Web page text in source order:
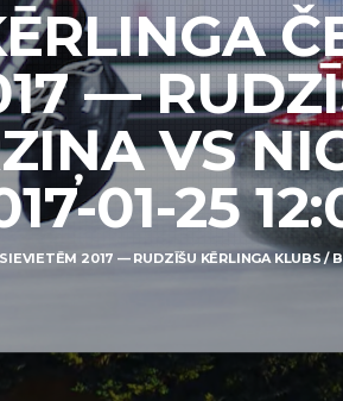
—
VS
01-25
2017 — RUDZĪŠU KĒRLINGA KLUBS /